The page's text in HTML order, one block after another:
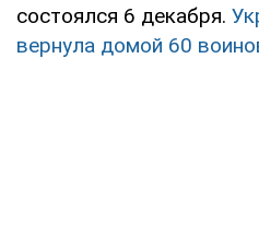
состоялся 6 декабря.
вернула домой 60